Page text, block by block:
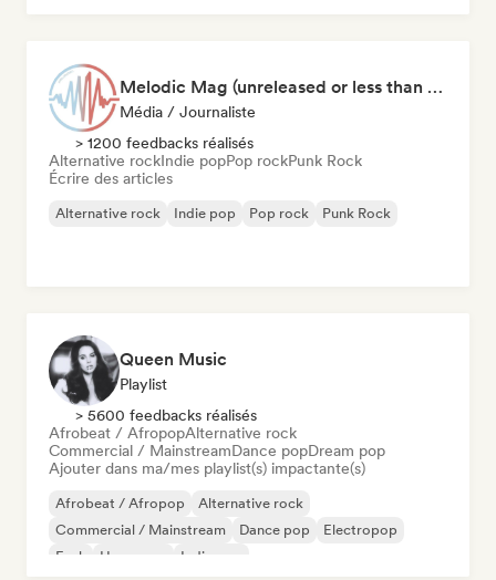
Melodic Mag (unreleased or less than 2 weeks since release)
Média / Journaliste
> 1200 feedbacks réalisés
Alternative rockIndie popPop rockPunk Rock
Écrire des articles
Alternative rock Indie pop Pop rock Punk Rock
Queen Music
Playlist
> 5600 feedbacks réalisés
Afrobeat / AfropopAlternative rock
Commercial / MainstreamDance popDream pop
Ajouter dans ma/mes playlist(s) impactante(s)
Afrobeat / Afropop
Alternative rock
Commercial / Mainstream
Dance pop
Electropop
Funk
Hyperpop Indie pop